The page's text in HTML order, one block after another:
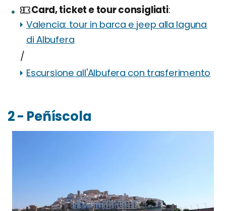
Card, ticket e tour consigliati
Valencia: tour in barca e jeep alla laguna
di Albufera
/
Escursione all'Albufera con trasferimento
2 - Peñíscola